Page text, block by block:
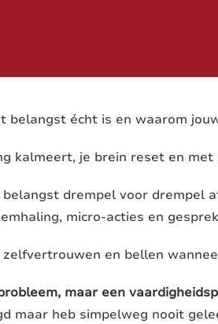
écht is en waarom
kalmeert, je brein reset en
drempel voor drempel
micro-acties en
en bellen
maar een
maar heb simpelweg nooit